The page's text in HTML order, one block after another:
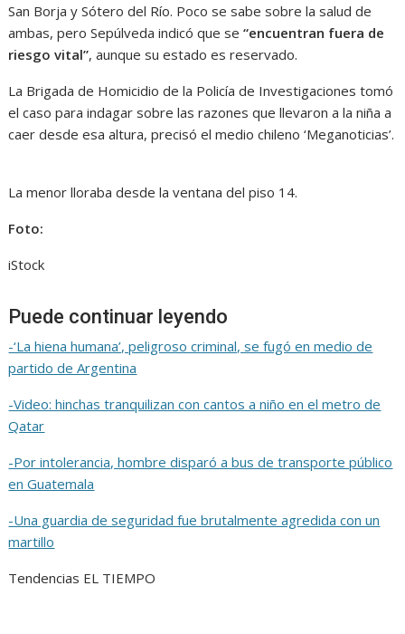
San Borja y Sótero del Río. Poco se sabe sobre la salud de
ambas, pero Sepúlveda indicó que se“encuentran fuera de
riesgo vital”, aunque su estado es reservado.
La Brigada de Homicidio de la Policía de Investigaciones tomó
el caso para indagar sobre las razones que llevaron a la niña a
caer desde esa altura, precisó el medio chileno ‘Meganoticias’.
La menor lloraba desde la ventana del piso 14.
Foto:
iStock
Puede continuar leyendo
-‘La hiena humana’, peligroso criminal, se fugó en medio de
partido de Argentina
-Video: hinchas tranquilizan con cantos a niño en el metro de
Qatar
-Por intolerancia, hombre disparó a bus de transporte público
en Guatemala
-Una guardia de seguridad fue brutalmente agredida con un
martillo
Tendencias EL TIEMPO